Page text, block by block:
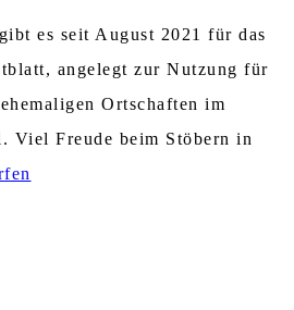
es seit August 2021 für das
angelegt zur Nutzung für
Ortschaften im
Viel Freude beim Stöbern in